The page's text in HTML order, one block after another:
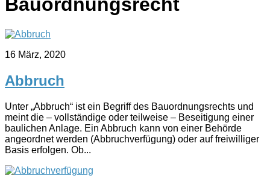
Bauordnungsrecht
16 März, 2020
Abbruch
Unter „Abbruch“ ist ein Begriff des Bauordnungsrechts und
meint die – vollständige oder teilweise – Beseitigung einer
baulichen Anlage. Ein Abbruch kann von einer Behörde
angeordnet werden (Abbruchverfügung) oder auf freiwilliger
Basis erfolgen. Ob...